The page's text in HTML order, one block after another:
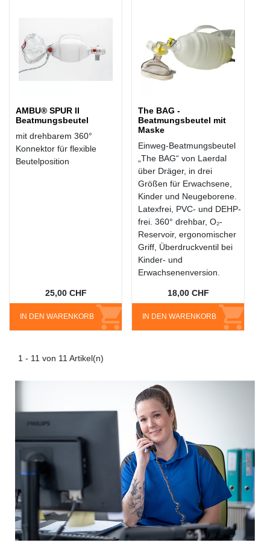
AMBU® SPUR II
Beatmungsbeutel
mit drehbarem 360°
Konnektor für flexible
Beutelposition
IN DEN WARENKORB
25,00 CHF
The BAG -
Beatmungsbeutel mit
Maske
Einweg-Beatmungsbeutel
„The BAG“ von Laerdal
über Dräger, in drei
Größen für Erwachsene,
Kinder und Neugeborene.
Latexfrei, PVC- und DEHP-
frei. 360° drehbar, O₂-
Reservoir, ergonomischer
Griff, Überdruckventil bei
Kinder- und
Erwachsenenversion.
IN DEN WARENKORB
18,00 CHF
1 - 11 von 11 Artikel(n)